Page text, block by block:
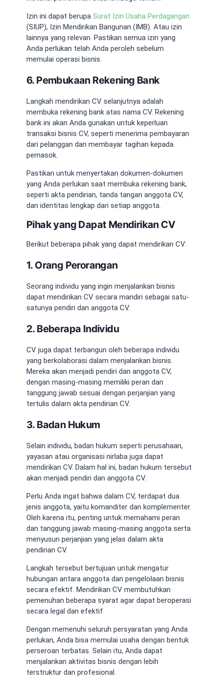
Izin ini dapat berupa Surat Izin Usaha Perdagangan
(SIUP), Izin Mendirikan Bangunan (IMB). Atau izin
lainnya yang relevan. Pastikan semua izin yang
Anda perlukan telah Anda peroleh sebelum
memulai operasi bisnis.
6. Pembukaan Rekening Bank
Langkah mendirikan CV selanjutnya adalah
membuka rekening bank atas nama CV. Rekening
bank ini akan Anda gunakan untuk keperluan
transaksi bisnis CV, seperti menerima pembayaran
dari pelanggan dan membayar tagihan kepada
pemasok.
Pastikan untuk menyertakan dokumen-dokumen
yang Anda perlukan saat membuka rekening bank,
seperti akta pendirian, tanda tangan anggota CV,
dan identitas lengkap dari setiap anggota.
Pihak yang Dapat Mendirikan CV
Berikut beberapa pihak yang dapat mendirikan CV:
1. Orang Perorangan
Seorang individu yang ingin menjalankan bisnis
dapat mendirikan CV secara mandiri sebagai satu-
satunya pendiri dan anggota CV.
2. Beberapa Individu
CV juga dapat terbangun oleh beberapa individu
yang berkolaborasi dalam menjalankan bisnis.
Mereka akan menjadi pendiri dan anggota CV,
dengan masing-masing memiliki peran dan
tanggung jawab sesuai dengan perjanjian yang
tertulis dalam akta pendirian CV.
3. Badan Hukum
Selain individu, badan hukum seperti perusahaan,
yayasan atau organisasi nirlaba juga dapat
mendirikan CV. Dalam hal ini, badan hukum tersebut
akan menjadi pendiri dan anggota CV.
Perlu Anda ingat bahwa dalam CV, terdapat dua
jenis anggota, yaitu komanditer dan komplementer.
Oleh karena itu, penting untuk memahami peran
dan tanggung jawab masing-masing anggota serta
menyusun perjanjian yang jelas dalam akta
pendirian CV.
Langkah tersebut bertujuan untuk mengatur
hubungan antara anggota dan pengelolaan bisnis
secara efektif. Mendirikan CV membutuhkan
pemenuhan beberapa syarat agar dapat beroperasi
secara legal dan efektif.
Dengan memenuhi seluruh persyaratan yang Anda
perlukan, Anda bisa memulai usaha dengan bentuk
perseroan terbatas. Selain itu, Anda dapat
menjalankan aktivitas bisnis dengan lebih
terstruktur dan profesional.